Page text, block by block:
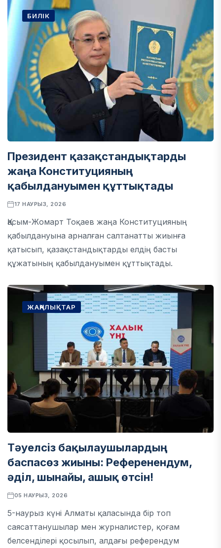
БИЛІК
Президент қазақстандықтарды
жаңа Конституцияның
қабылдануымен құттықтады
17 НАУРЫЗ, 2026
Қасым-Жомарт Тоқаев жаңа Конституцияның
қабылдануына арналған салтанатты жиынға
қатысып, қазақстандықтарды елдің басты
құжатының қабылдануымен құттықтады.
ЖАҢАЛЫҚТАР
Тәуелсіз бақылаушылардың
баспасөз жиыны: Референендум,
әділ, шынайы, ашық өтсін!
05 НАУРЫЗ, 2026
5-наурыз күні Алматы қаласында бір топ
саясаттанушылар мен журналистер, қоғам
белсенділері қосылып, алдағы референдум